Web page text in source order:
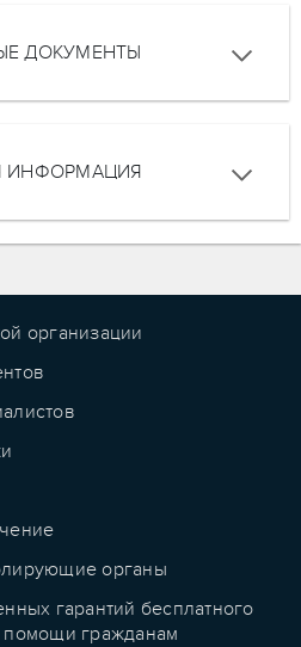
ДОКУМЕНТЫ
ИНФОРМАЦИЯ
организации
органы
гарантий бесплатного
помощи гражданам